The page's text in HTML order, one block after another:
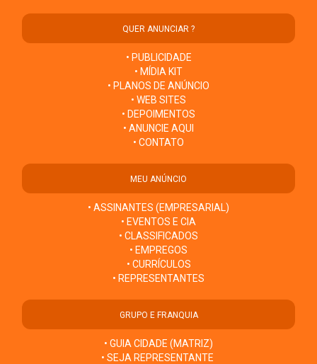
QUER ANUNCIAR ?
• PUBLICIDADE
• MÍDIA KIT
• PLANOS DE ANÚNCIO
• WEB SITES
• DEPOIMENTOS
• ANUNCIE AQUI
• CONTATO
MEU ANÚNCIO
• ASSINANTES (EMPRESARIAL)
• EVENTOS E CIA
• CLASSIFICADOS
• EMPREGOS
• CURRÍCULOS
• REPRESENTANTES
GRUPO E FRANQUIA
• GUIA CIDADE (MATRIZ)
• SEJA REPRESENTANTE